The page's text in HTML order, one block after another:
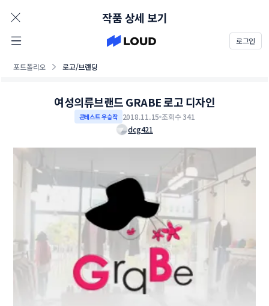
로그인
포트폴리오 로고/브랜딩
작품 상세 보기
여성의류브랜드 GRABE 로고 디자인
콘테스트 우승작 2018.11.15 조회수 341
dcg421